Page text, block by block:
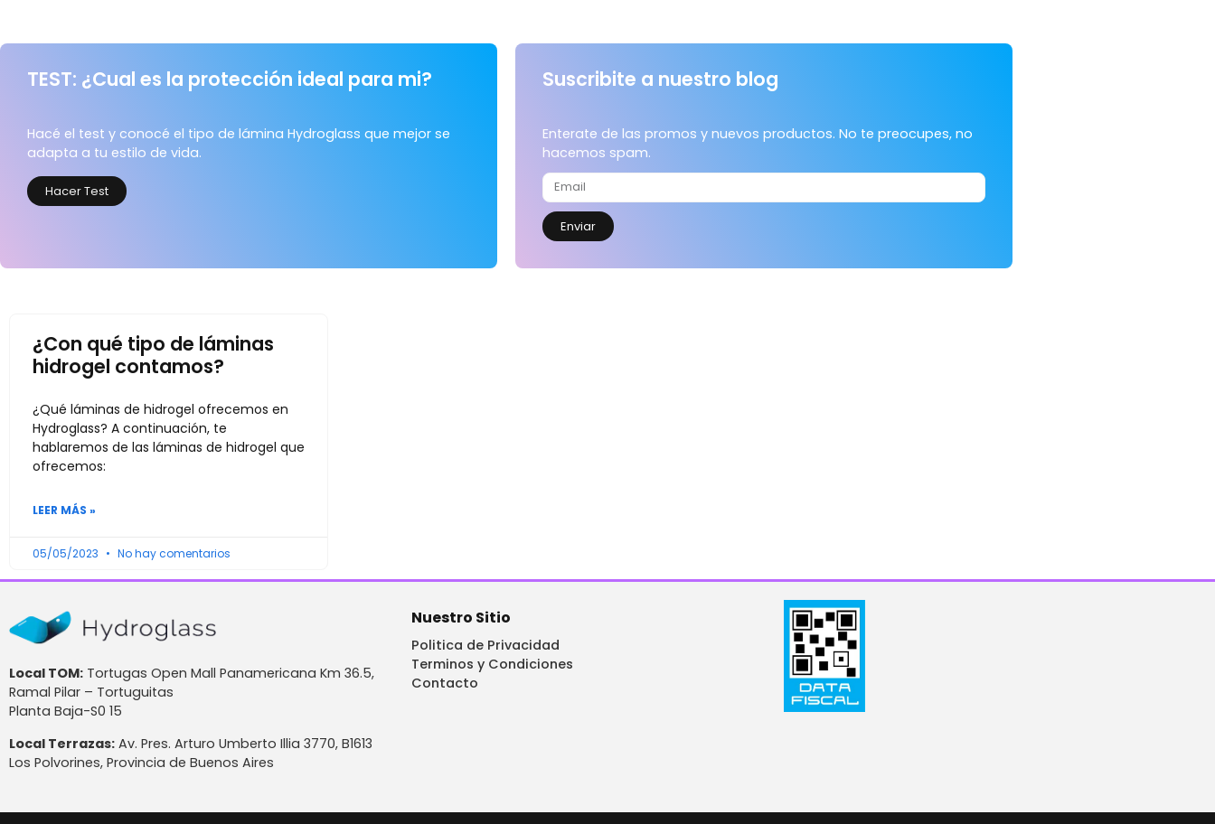
TEST: ¿Cual es la protección ideal para mi?
Hacé el test y conocé el tipo de lámina Hydroglass que mejor se
adapta a tu estilo de vida.
Hacer Test
Suscribite a nuestro blog
Enterate de las promos y nuevos productos. No te preocupes, no
hacemos spam.
Enviar
¿Con qué tipo de láminas
hidrogel contamos?
¿Qué láminas de hidrogel ofrecemos en
Hydroglass? A continuación, te
hablaremos de las láminas de hidrogel que
ofrecemos:
LEER MÁS »
05/05/2023 No hay comentarios
Local TOM: Tortugas Open Mall Panamericana Km 36.5,
Ramal Pilar – Tortuguitas
Planta Baja-S0 15
Local Terrazas: Av. Pres. Arturo Umberto Illia 3770, B1613
Los Polvorines, Provincia de Buenos Aires
Nuestro Sitio
Politica de Privacidad
Terminos y Condiciones
Contacto